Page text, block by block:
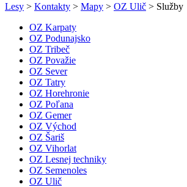
Lesy > Kontakty > Mapy > OZ Ulič > Služby
OZ Karpaty
OZ Podunajsko
OZ Tribeč
OZ Považie
OZ Sever
OZ Tatry
OZ Horehronie
OZ Poľana
OZ Gemer
OZ Východ
OZ Šariš
OZ Vihorlat
OZ Lesnej techniky
OZ Semenoles
OZ Ulič